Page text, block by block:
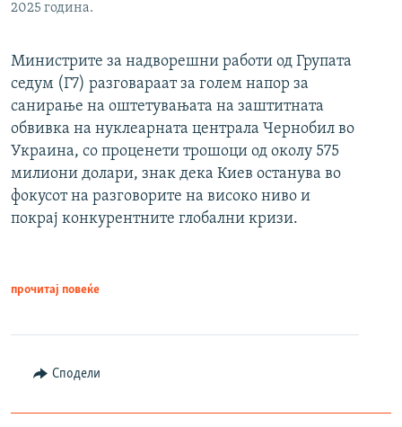
2025 година.
Министрите за надворешни работи од Групата
седум (Г7) разговараат за голем напор за
санирање на оштетувањата на заштитната
обвивка на нуклеарната централа Чернобил во
Украина, со проценети трошоци од околу 575
милиони долари, знак дека Киев останува во
фокусот на разговорите на високо ниво и
покрај конкурентните глобални кризи.
прочитај повеќе
Сподели